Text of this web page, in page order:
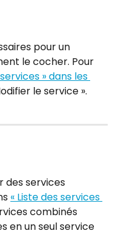
pour un
le cocher. Pour
» dans les
le service ».
des services
« Liste des services
combinés
en un seul service